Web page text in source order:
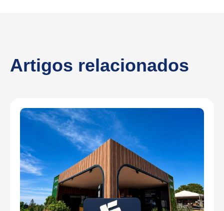
Artigos relacionados